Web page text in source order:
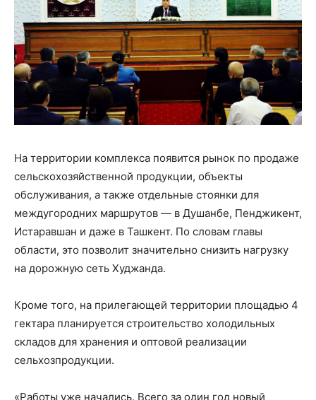
На территории комплекса появится рынок по продаже
сельскохозяйственной продукции, объекты
обслуживания, а также отдельные стоянки для
междугородних маршрутов — в Душанбе, Пенджикент,
Истаравшан и даже в Ташкент. По словам главы
области, это позволит значительно снизить нагрузку
на дорожную сеть Худжанда.
Кроме того, на прилегающей территории площадью 4
гектара планируется строительство холодильных
складов для хранения и оптовой реализации
сельхозпродукции.
«Работы уже начались. Всего за один год новый